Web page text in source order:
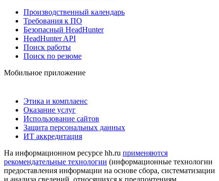
Производственный календарь
Требования к ПО
Безопасный HeadHunter
HeadHunter API
Поиск работы
Поиск по резюме
Мобильное приложение
Этика и комплаенс
Оказание услуг
Использование сайтов
Защита персональных данных
ИТ аккредитация
На информационном ресурсе hh.ru применяются
рекомендательные технологии (информационные технологии
предоставления информации на основе сбора, систематизации
и анализа сведений, относящихся к предпочтениям